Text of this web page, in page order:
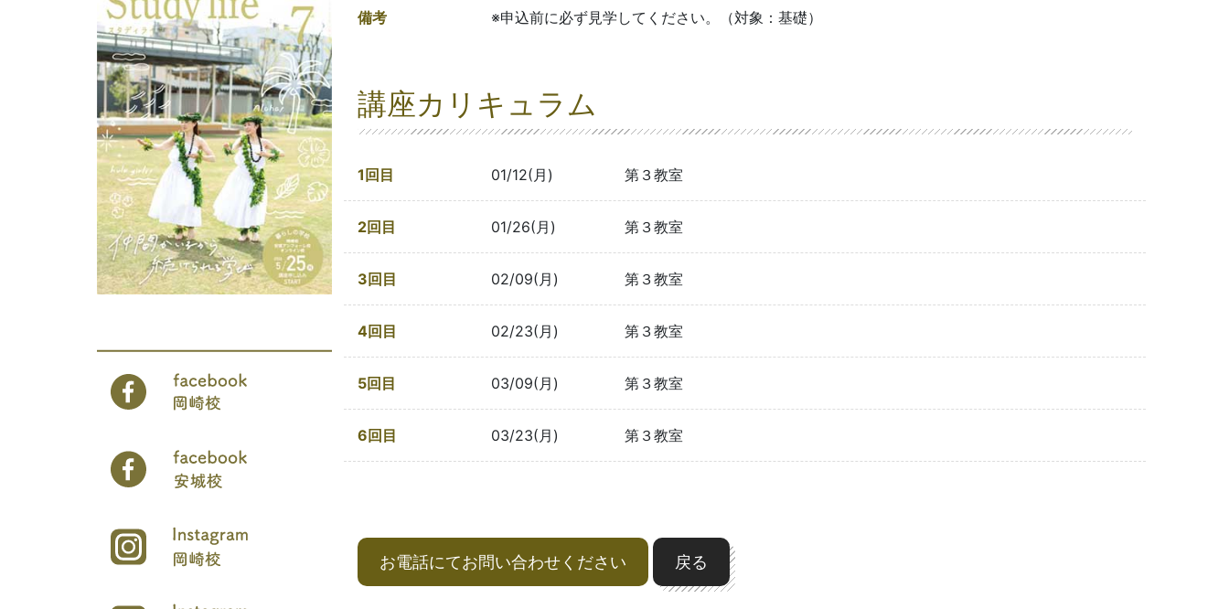
備考 ※申込前に必ず見学してください。（対象：基礎）
講座カリキュラム
1回目 01/12(月) 第３教室
2回目 01/26(月) 第３教室
3回目 02/09(月) 第３教室
4回目 02/23(月) 第３教室
5回目 03/09(月) 第３教室
6回目 03/23(月) 第３教室
お電話にてお問い合わせください 戻る